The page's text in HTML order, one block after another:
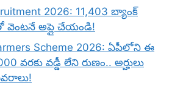
2026: 11,403 బ్యాంక్
వెంటనే అప్లై చేయండి!
Scheme 2026: ఏపీలోని ఈ
వరకు వడ్డీ లేని రుణం.. అర్హులు